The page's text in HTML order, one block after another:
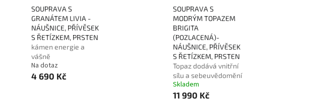
SOUPRAVA S
GRANÁTEM LIVIA -
NÁUŠNICE, PŘÍVĚSEK
S ŘETÍZKEM, PRSTEN
kámen energie a
vášně
Na dotaz
4 690 Kč
SOUPRAVA S
MODRÝM TOPAZEM
BRIGITA
(POZLACENÁ)-
NÁUŠNICE, PŘÍVĚSEK
S ŘETÍZKEM, PRSTEN
Topaz dodává vnitřní
sílu a sebeuvědomění
Skladem
11 990 Kč